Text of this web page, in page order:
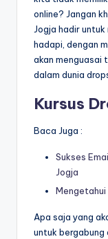
online? Jangan
Jogja hadir
hadapi, dengan
akan menguasai
dalam dunia
Kursus
Baca Juga :
Sukses
Jogja
Mengetahui
Apa saja yang
untuk bergabung